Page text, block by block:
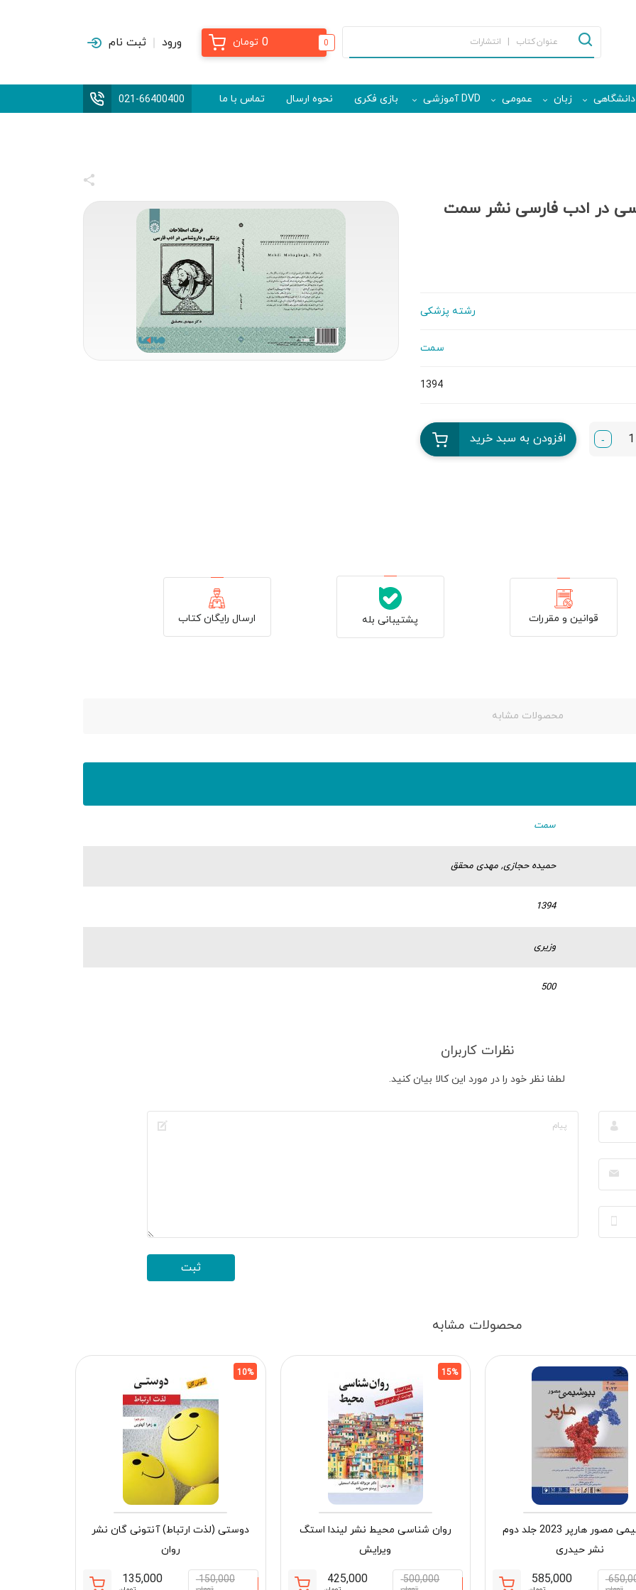
0
0 تومان ورود ثبت نام
دانشگاهی زبان عمومی DVD آموزشی بازی فکری نحوه ارسال تماس با ما 021-66400400
در ادب فارسی نشر سمت
رشته پزشکی
سمت
1394
- افزودن به سبد خرید
قوانین و مقررات پشتیبانی بله ارسال رایگان کتاب
محصولات مشابه
سمت
حمیده حجازی, مهدی محقق
1394
وزیری
500
نظرات کاربران
لطفا نظر خود را در مورد این کالا بیان کنید.
محصولات مشابه
بیوشیمی مصور هارپر 2023 جلد دوم
نشر حیدری
585,000
15%
روان شناسی محیط نشر لیندا استگ
ویرایش
500,000
425,000
10%
دوستی (لذت ارتباط) آنتونی گان نشر
روان
150,000
135,000